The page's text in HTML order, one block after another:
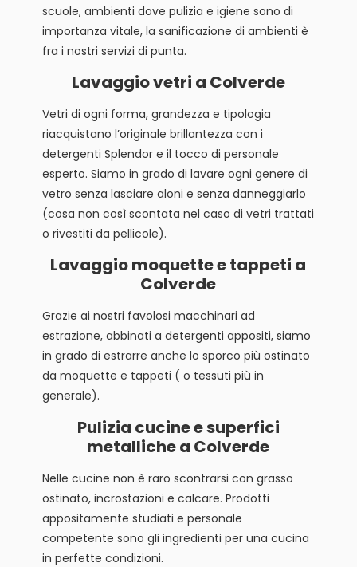
scuole, ambienti dove pulizia e igiene sono di
importanza vitale, la sanificazione di ambienti è
fra i nostri servizi di punta.
Lavaggio vetri a Colverde
Vetri di ogni forma, grandezza e tipologia
riacquistano l’originale brillantezza con i
detergenti Splendor e il tocco di personale
esperto. Siamo in grado di lavare ogni genere di
vetro senza lasciare aloni e senza danneggiarlo
(cosa non così scontata nel caso di vetri trattati
o rivestiti da pellicole).
Lavaggio moquette e tappeti a
Colverde
Grazie ai nostri favolosi macchinari ad
estrazione, abbinati a detergenti appositi, siamo
in grado di estrarre anche lo sporco più ostinato
da moquette e tappeti ( o tessuti più in
generale).
Pulizia cucine e superfici
metalliche a Colverde
Nelle cucine non è raro scontrarsi con grasso
ostinato, incrostazioni e calcare. Prodotti
appositamente studiati e personale
competente sono gli ingredienti per una cucina
in perfette condizioni.